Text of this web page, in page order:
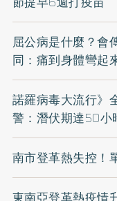
屈公病是什麼？會
同：痛到身體彎起
諾羅病毒大流行》
警：潛伏期達50小
南市登革熱失控！
東南亞登革熱疫